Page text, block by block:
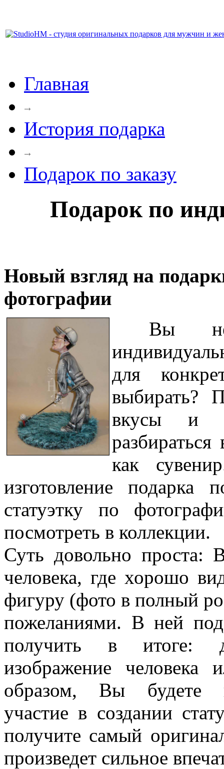
Главная
История подарка
Подарок по заказу
Подарок по
Новый взгляд на
фотографии
Вы не
для
выбирать?
вкусы и
как
изготовление подарка
статуэтку по
посмотреть в коллекции.
Суть довольно проста:
человека, где хорошо
фигуру (фото в полный
пожеланиями. В ней
получить в итоге:
изображение человека
образом, Вы будете
участие в создании
получите самый
произведет сильное